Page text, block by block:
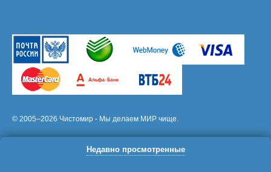
© 2005–2026 Чистомир - Мы делаем МИР чище.
Недавно просмотренные